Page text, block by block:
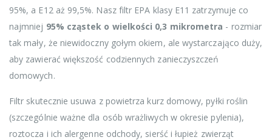
95%, a E12 aż 99,5%. Nasz filtr EPA klasy E11 zatrzymuje co
najmniej 95% cząstek o wielkości 0,3 mikrometra - rozmiar
tak mały, że niewidoczny gołym okiem, ale wystarczająco duży,
aby zawierać większość codziennych zanieczyszczeń
domowych.
Filtr skutecznie usuwa z powietrza kurz domowy, pyłki roślin
(szczególnie ważne dla osób wrażliwych w okresie pylenia),
roztocza i ich alergenne odchody, sierść i łupież zwierząt